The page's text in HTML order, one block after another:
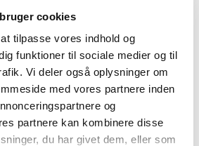
cookies
tilpasse vores indhold og
funktioner til sociale medier og til
Vi deler også oplysninger om
med vores partnere inden
og
partnere kan kombinere disse
du har givet dem, eller som